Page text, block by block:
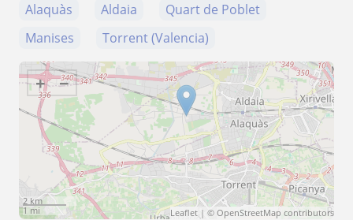
Alaquàs
Aldaia
Quart de Poblet
Manises
Torrent (Valencia)
+ −
2 km
1 mi
Leaflet| © OpenStreetMap contributors